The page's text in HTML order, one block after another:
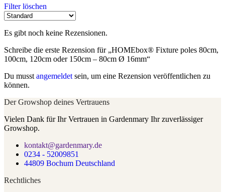
Filter löschen
Es gibt noch keine Rezensionen.
Schreibe die erste Rezension für „HOMEbox® Fixture poles 80cm,
100cm, 120cm oder 150cm – 80cm Ø 16mm“
Du musst angemeldet sein, um eine Rezension veröffentlichen zu
können.
Der Growshop deines Vertrauens
Vielen Dank für Ihr Vertrauen in Gardenmary Ihr zuverlässiger
Growshop.
kontakt@gardenmary.de
0234 - 52009851
44809 Bochum Deutschland
Rechtliches